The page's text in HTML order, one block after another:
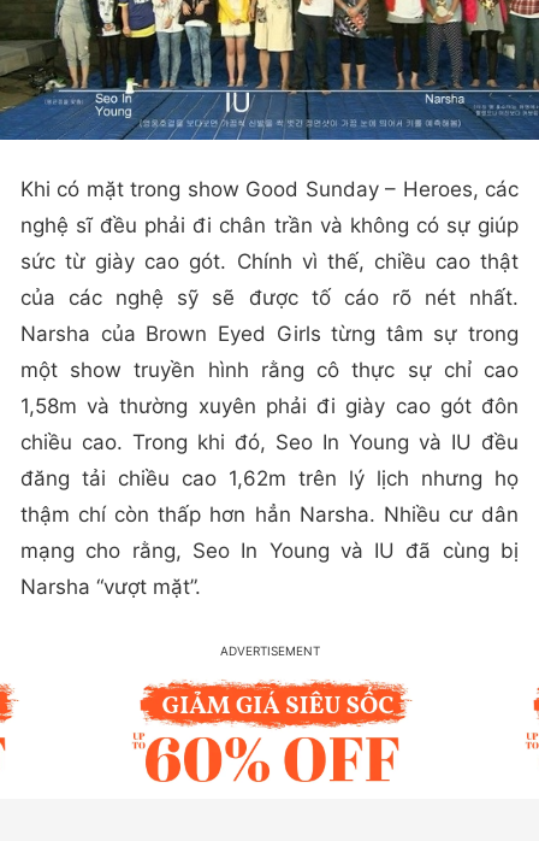
Khi có mặt trong show Good Sunday – Heroes, các
nghệ sĩ đều phải đi chân trần và không có sự giúp
sức từ giày cao gót. Chính vì thế, chiều cao thật
của các nghệ sỹ sẽ được tố cáo rõ nét nhất.
Narsha của Brown Eyed Girls từng tâm sự trong
một show truyền hình rằng cô thực sự chỉ cao
1,58m và thường xuyên phải đi giày cao gót đôn
chiều cao. Trong khi đó, Seo In Young và IU đều
đăng tải chiều cao 1,62m trên lý lịch nhưng họ
thậm chí còn thấp hơn hẳn Narsha. Nhiều cư dân
mạng cho rằng, Seo In Young và IU đã cùng bị
Narsha “vượt mặt”.